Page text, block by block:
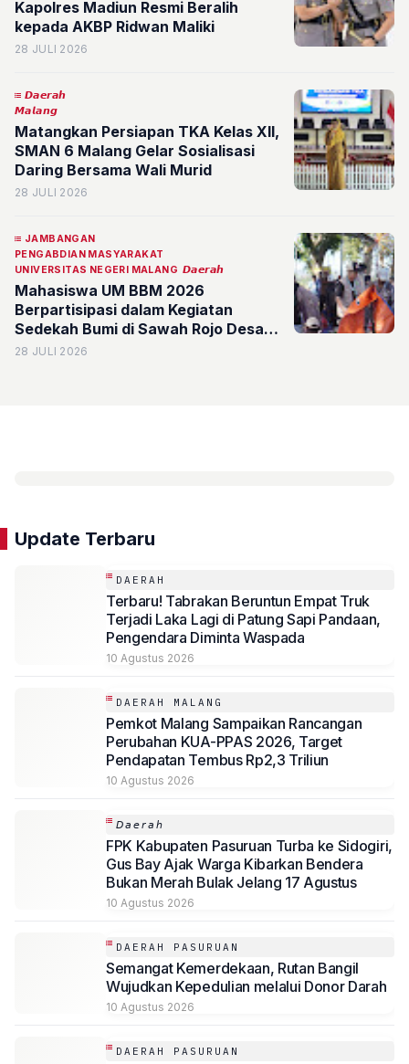
Kapolres Madiun Resmi Beralih
kepada AKBP Ridwan Maliki
28 JULI 2026
𝘿𝙖𝙚𝙧𝙖𝙝
𝙈𝙖𝙡𝙖𝙣𝙜
Matangkan Persiapan TKA Kelas XII,
SMAN 6 Malang Gelar Sosialisasi
Daring Bersama Wali Murid
28 JULI 2026
JAMBANGAN
PENGABDIAN MASYARAKAT
UNIVERSITAS NEGERI MALANG 𝘿𝙖𝙚𝙧𝙖𝙝
Mahasiswa UM BBM 2026
Berpartisipasi dalam Kegiatan
Sedekah Bumi di Sawah Rojo Desa
Jambangan
28 JULI 2026
Update Terbaru
DAERAH
Terbaru! Tabrakan Beruntun Empat Truk
Terjadi Laka Lagi di Patung Sapi Pandaan,
Pengendara Diminta Waspada
10 Agustus 2026
DAERAH MALANG
Pemkot Malang Sampaikan Rancangan
Perubahan KUA-PPAS 2026, Target
Pendapatan Tembus Rp2,3 Triliun
10 Agustus 2026
𝘋𝘢𝘦𝘳𝘢𝘩
FPK Kabupaten Pasuruan Turba ke Sidogiri,
Gus Bay Ajak Warga Kibarkan Bendera
Bukan Merah Bulak Jelang 17 Agustus
10 Agustus 2026
DAERAH PASURUAN
Semangat Kemerdekaan, Rutan Bangil
Wujudkan Kepedulian melalui Donor Darah
10 Agustus 2026
DAERAH PASURUAN